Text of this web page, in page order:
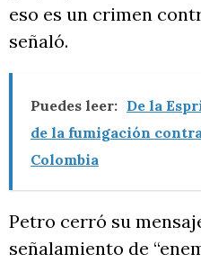
eso es un crimen
señaló.
Puedes leer: De la
de la fumigación
Colombia
Petro cerró su
señalamiento de